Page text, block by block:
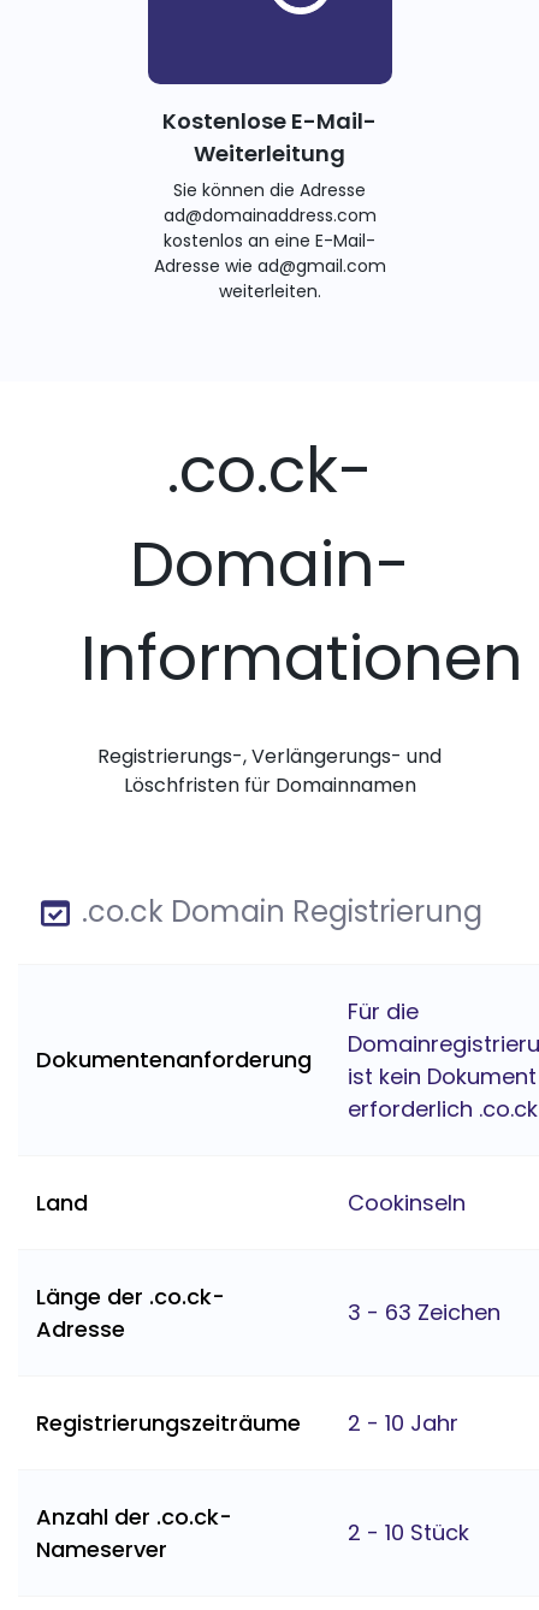
Kostenlose E-Mail-
Weiterleitung
Sie können die Adresse
ad@domainaddress.com
kostenlos an eine E-Mail-
Adresse wie ad@gmail.com
weiterleiten.
.co.ck-
Domain-
Informationen
Registrierungs-, Verlängerungs- und
Löschfristen für Domainnamen
.co.ck Domain Registrierung
Dokumentenanforderung
Für die
ist kein Dokument
erforderlich .co.ck
Land Cookinseln
Länge der .co.ck-
Adresse
3 - 63 Zeichen
Registrierungszeiträume 2 - 10 Jahr
Anzahl der .co.ck-
Nameserver
2 - 10 Stück